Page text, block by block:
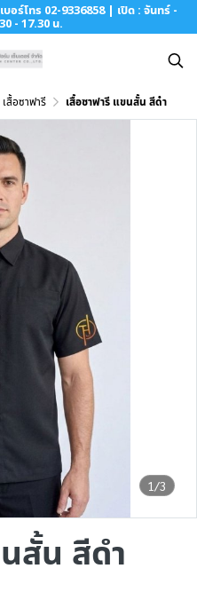
อร์โทร 02-9336858 | เปิด : จันทร์ -
- 17.30 น.
เสื้อซาฟารี เสื้อซาฟารี แขนสั้น สีดำ
1/3
สั้น สีดำ